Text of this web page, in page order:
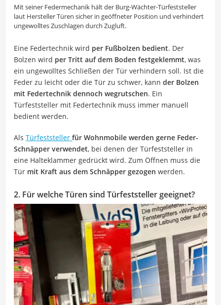
Mit seiner Federmechanik hält der Burg-Wächter-Türfeststeller
laut Hersteller Türen sicher in geöffneter Position und verhindert
ungewolltes Zuschlagen durch Zugluft.
Eine Federtechnik wird per Fußbolzen bedient. Der
Bolzen wird per Tritt auf dem Boden festgeklemmt, was
ein ungewolltes Schließen der Tür verhindern soll. Ist die
Feder zu leicht oder die Tür zu schwer, kann der Bolzen
mit Federtechnik dennoch wegrutschen. Ein
Türfeststeller mit Federtechnik muss immer manuell
bedient werden.
Als Türfeststeller für Wohnmobile werden gerne Feder-
Schnäpper verwendet, bei denen der Türfeststeller in
eine Halteklammer gedrückt wird. Zum Öffnen muss die
Tür mit Kraft aus dem Schnäpper gezogen werden.
2. Für welche Türen sind Türfeststeller geeignet?